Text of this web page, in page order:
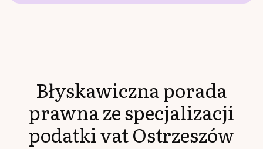
Błyskawiczna porada
prawna ze specjalizacji
podatki vatOstrzeszów